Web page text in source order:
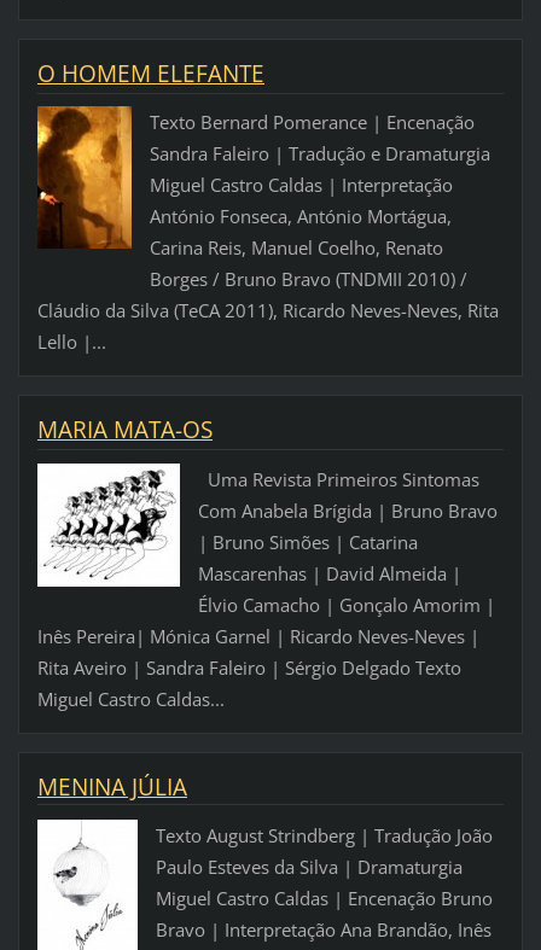
O HOMEM ELEFANTE
Texto Bernard Pomerance | Encenação
Sandra Faleiro | Tradução e Dramaturgia
Miguel Castro Caldas | Interpretação
António Fonseca, António Mortágua,
Carina Reis, Manuel Coelho, Renato
Borges / Bruno Bravo (TNDMII 2010) /
Cláudio da Silva (TeCA 2011), Ricardo Neves-Neves, Rita
Lello |...
MARIA MATA-OS
Uma Revista Primeiros Sintomas
Com Anabela Brígida | Bruno Bravo
| Bruno Simões | Catarina
Mascarenhas | David Almeida |
Élvio Camacho | Gonçalo Amorim |
Inês Pereira| Mónica Garnel | Ricardo Neves-Neves |
Rita Aveiro | Sandra Faleiro | Sérgio Delgado Texto
Miguel Castro Caldas...
MENINA JÚLIA
Texto August Strindberg | Tradução João
Paulo Esteves da Silva | Dramaturgia
Miguel Castro Caldas | Encenação Bruno
Bravo | Interpretação Ana Brandão, Inês